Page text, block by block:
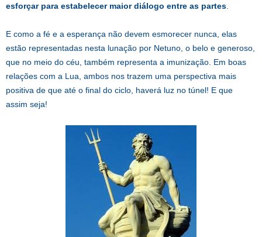
esforçar para estabelecer maior diálogo entre as partes
E como a fé e a esperança não devem esmorecer nunca, elas
estão representadas nesta lunação por Netuno, o belo e generoso,
que no meio do céu, também representa a imunização. Em boas
relações com a Lua, ambos nos trazem uma perspectiva mais
positiva de que até o final do ciclo, haverá luz no túnel! E que
assim seja!